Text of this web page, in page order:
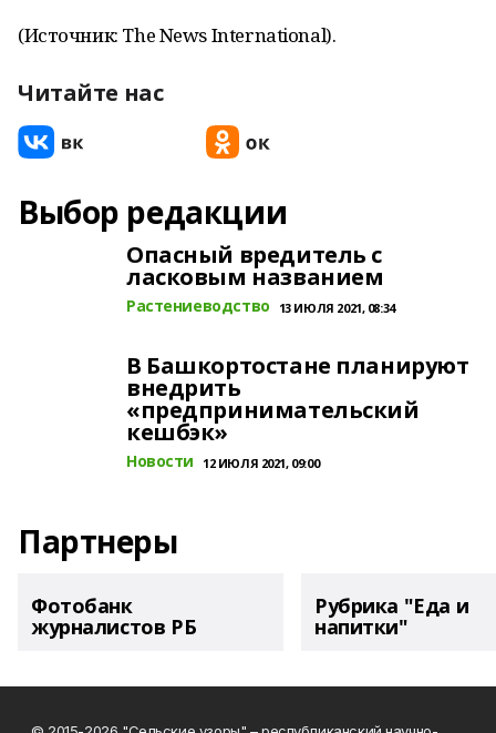
(Источник: The News International).
Читайте нас
Выбор редакции
Опасный вредитель с
ласковым названием
Растениеводство 13 ИЮЛЯ 2021, 08:34
В Башкортостане планируют
внедрить
«предпринимательский
кешбэк»
Новости 12 ИЮЛЯ 2021, 09:00
Партнеры
Фотобанк
журналистов РБ
Рубрика "Еда и
напитки"